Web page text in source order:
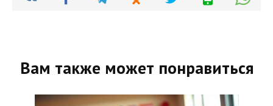
Вам также может понравиться